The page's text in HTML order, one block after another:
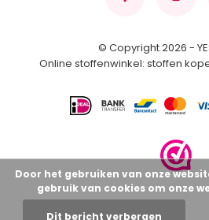
© Copyright 2026 -
Online stoffenwinkel: stoffen
Door het gebruiken van onze
gebruik van cookies om onze
Dit bericht verbergen